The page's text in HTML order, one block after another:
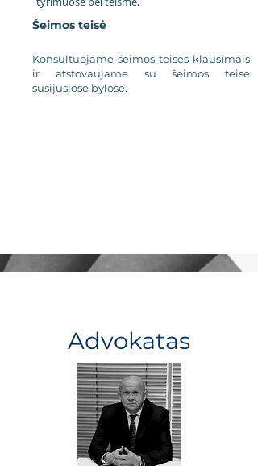
Šeimos teisė
Konsultuojame šeimos teisės klausimais
ir atstovaujame su šeimos teise
susijusiose bylose.
Advokatas